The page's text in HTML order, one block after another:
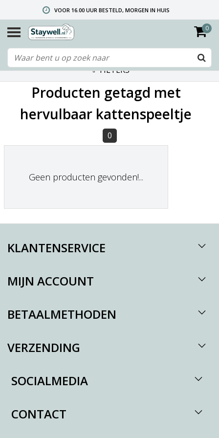
VOOR 16.00 UUR BESTELD, MORGEN IN HUIS
GRATIS VERZENDING VANAF € 40,- (ALLEEN NEDERLAND)
TELEFONISCHE HELPDESK 010 492 02 35 (LET OP: WIJ ZIJN NIET DE FABRIKANT! ZIE KLANTENSERVICE-INFO)
0
FILTERS
Producten getagd met
hervulbaar kattenspeeltje
0
Geen producten gevonden!...
KLANTENSERVICE
MIJN ACCOUNT
BETAALMETHODEN
VERZENDING
SOCIALMEDIA
CONTACT